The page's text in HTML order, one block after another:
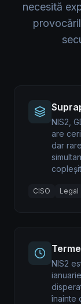
necesită
NIS2,
are
dar
CISO Legal
NIS2
înainte